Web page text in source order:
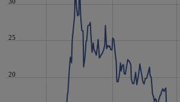
20
25